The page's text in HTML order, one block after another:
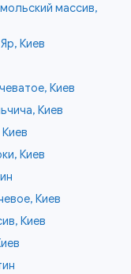
массив,
Киев
Киев
Киев
Киев
Киев
Киев